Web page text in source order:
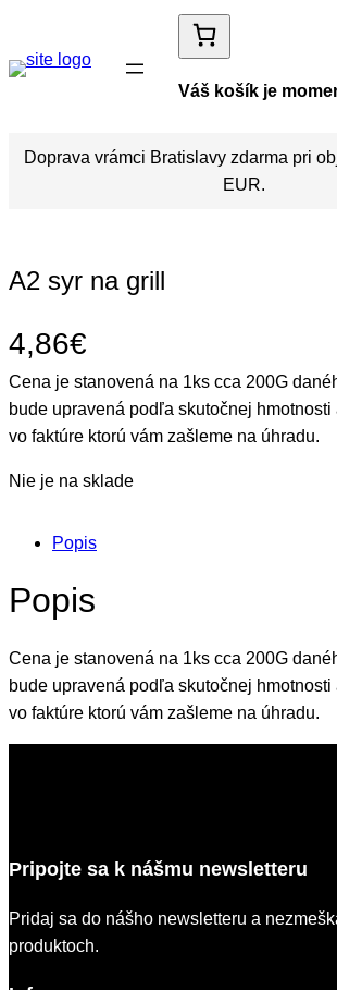
Váš košík je
Doprava vrámci Bratislavy zdarma pri
EUR.
A2 syr na grill
4,86€
Cena je stanovená na 1ks cca 200G
bude upravená podľa skutočnej
vo faktúre ktorú vám zašleme na úhradu.
Nie je na sklade
Popis
Popis
Cena je stanovená na 1ks cca 200G
bude upravená podľa skutočnej
vo faktúre ktorú vám zašleme na úhradu.
Pripojte sa k nášmu newsletteru
Pridaj sa do nášho newsletteru a
produktoch.